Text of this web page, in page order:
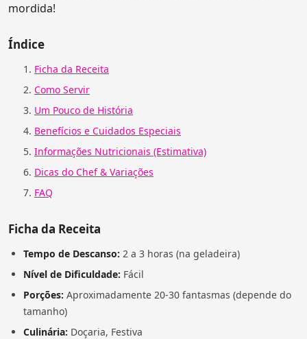
mordida!
Índice
Ficha da Receita
Como Servir
Um Pouco de História
Benefícios e Cuidados Especiais
Informações Nutricionais (Estimativa)
Dicas do Chef & Variações
FAQ
Ficha da Receita
Tempo de Descanso: 2 a 3 horas (na geladeira)
Nível de Dificuldade: Fácil
Porções: Aproximadamente 20-30 fantasmas (depende do
tamanho)
Culinária: Doçaria, Festiva